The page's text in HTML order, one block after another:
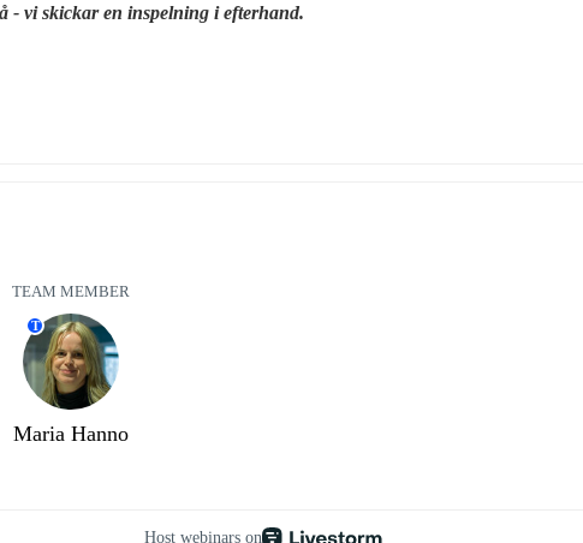
- vi skickar en inspelning i efterhand.
TEAM MEMBER
T
Maria Hanno
Host webinars on